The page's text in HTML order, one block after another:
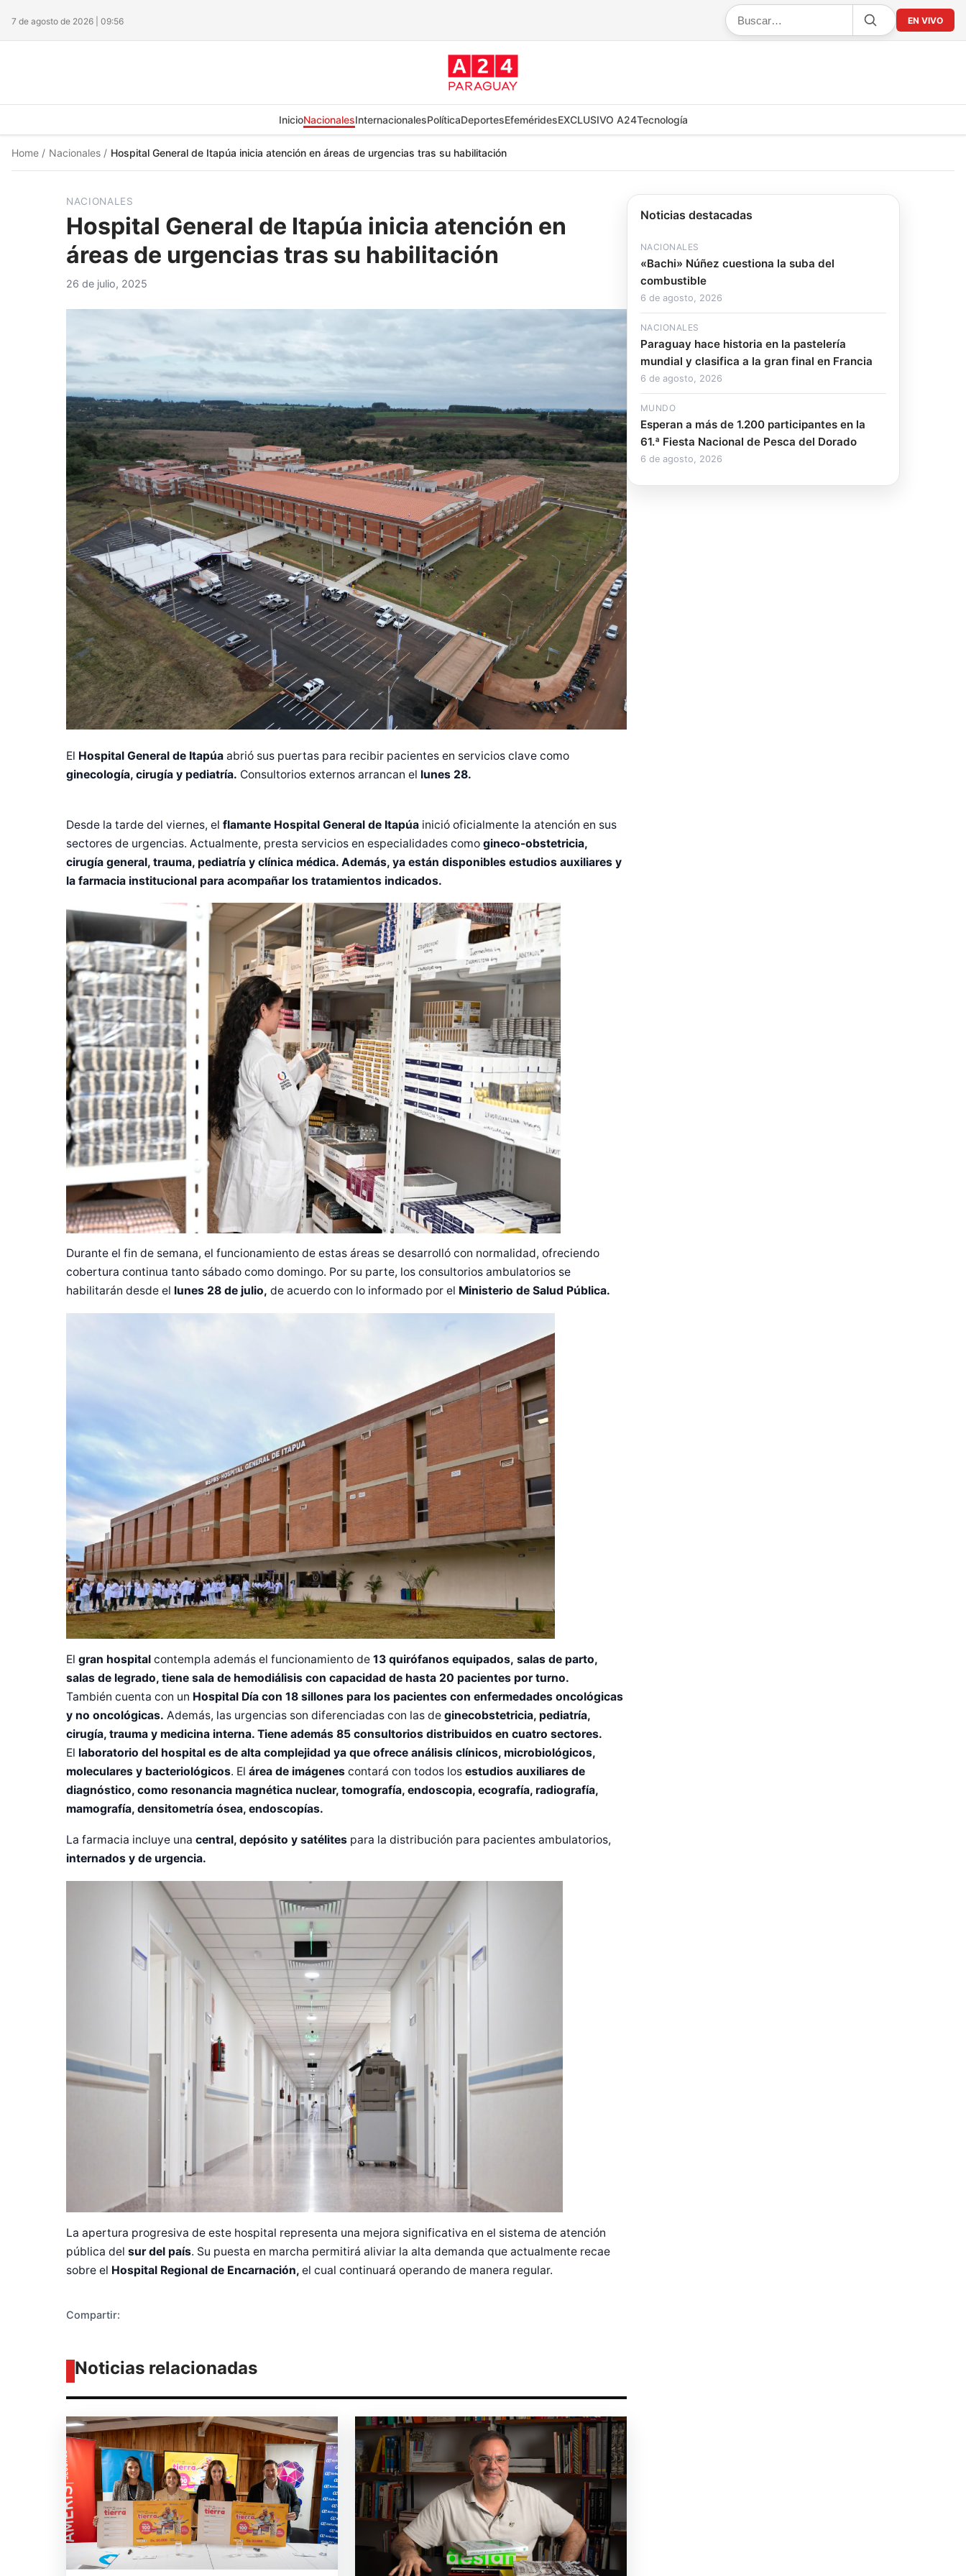
7 de agosto de 2026 | 09:56 EN VIVO
InicioNacionalesInternacionalesPolíticaDeportesEfeméridesEXCLUSIVO A24Tecnología
Home / Nacionales / Hospital General de Itapúa inicia atención en áreas de urgencias tras su habilitación
NACIONALES
Hospital General de Itapúa inicia atención en
áreas de urgencias tras su habilitación
26 de julio, 2025
El Hospital General de Itapúa abrió sus puertas para recibir pacientes en servicios clave como
ginecología, cirugía y pediatría. Consultorios externos arrancan el lunes 28.
Desde la tarde del viernes, el flamante Hospital General de Itapúa inició oficialmente la atención en sus
sectores de urgencias. Actualmente, presta servicios en especialidades como gineco-obstetricia,
cirugía general, trauma, pediatría y clínica médica. Además, ya están disponibles estudios auxiliares y
la farmacia institucional para acompañar los tratamientos indicados.
Durante el fin de semana, el funcionamiento de estas áreas se desarrolló con normalidad, ofreciendo
cobertura continua tanto sábado como domingo. Por su parte, los consultorios ambulatorios se
habilitarán desde el lunes 28 de julio, de acuerdo con lo informado por el Ministerio de Salud Pública.
El gran hospital contempla además el funcionamiento de 13 quirófanos equipados, salas de parto,
salas de legrado, tiene sala de hemodiálisis con capacidad de hasta 20 pacientes por turno.
También cuenta con un Hospital Día con 18 sillones para los pacientes con enfermedades oncológicas
y no oncológicas. Además, las urgencias son diferenciadas con las de ginecobstetricia, pediatría,
cirugía, trauma y medicina interna. Tiene además 85 consultorios distribuidos en cuatro sectores.
El laboratorio del hospital es de alta complejidad ya que ofrece análisis clínicos, microbiológicos,
moleculares y bacteriológicos. El área de imágenes contará con todos los estudios auxiliares de
diagnóstico, como resonancia magnética nuclear, tomografía, endoscopia, ecografía, radiografía,
mamografía, densitometría ósea, endoscopías.
La farmacia incluye una central, depósito y satélites para la distribución para pacientes ambulatorios,
internados y de urgencia.
La apertura progresiva de este hospital representa una mejora significativa en el sistema de atención
pública del sur del país. Su puesta en marcha permitirá aliviar la alta demanda que actualmente recae
sobre el Hospital Regional de Encarnación, el cual continuará operando de manera regular.
Compartir:
Noticias relacionadas
Noticias destacadas
NACIONALES
«Bachi» Núñez cuestiona la suba del
combustible
6 de agosto, 2026
NACIONALES
Paraguay hace historia en la pastelería
mundial y clasifica a la gran final en Francia
6 de agosto, 2026
MUNDO
Esperan a más de 1.200 participantes en la
61.ª Fiesta Nacional de Pesca del Dorado
6 de agosto, 2026